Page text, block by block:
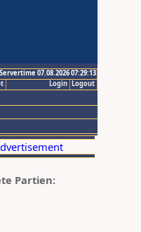
Servertime 07.08.2026 07:29:13
Logout
Login
Partien: